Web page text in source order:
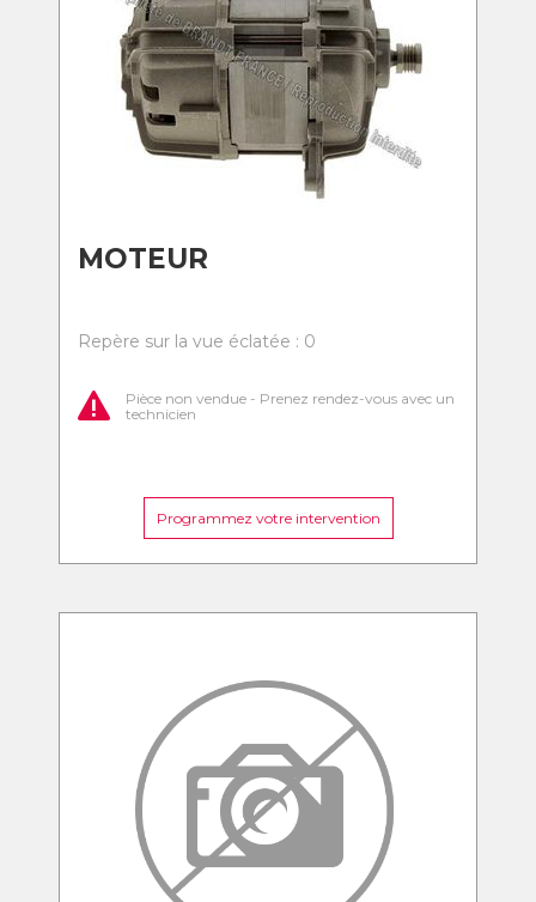
MOTEUR
Repère sur la vue éclatée : 0
Pièce non vendue - Prenez rendez-vous avec un
technicien
Programmez votre intervention